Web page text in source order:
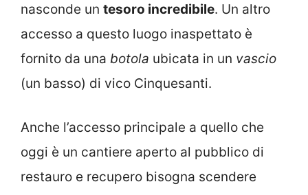
nasconde un tesoro incredibile. Un altro
accesso a questo luogo inaspettato è
fornito da una botola ubicata in un vascio
(un basso) di vico Cinquesanti.
Anche l’accesso principale a quello che
oggi è un cantiere aperto al pubblico di
restauro e recupero bisogna scendere